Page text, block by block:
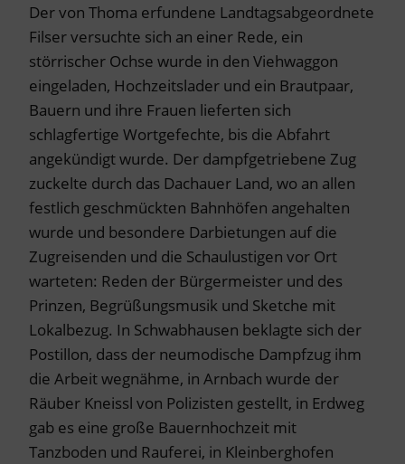
Der von Thoma erfundene Landtagsabgeordnete
Filser versuchte sich an einer Rede, ein
störrischer Ochse wurde in den Viehwaggon
eingeladen, Hochzeitslader und ein Brautpaar,
Bauern und ihre Frauen lieferten sich
schlagfertige Wortgefechte, bis die Abfahrt
angekündigt wurde. Der dampfgetriebene Zug
zuckelte durch das Dachauer Land, wo an allen
festlich geschmückten Bahnhöfen angehalten
wurde und besondere Darbietungen auf die
Zugreisenden und die Schaulustigen vor Ort
warteten: Reden der Bürgermeister und des
Prinzen, Begrüßungsmusik und Sketche mit
Lokalbezug. In Schwabhausen beklagte sich der
Postillon, dass der neumodische Dampfzug ihm
die Arbeit wegnähme, in Arnbach wurde der
Räuber Kneissl von Polizisten gestellt, in Erdweg
gab es eine große Bauernhochzeit mit
Tanzboden und Rauferei, in Kleinberghofen